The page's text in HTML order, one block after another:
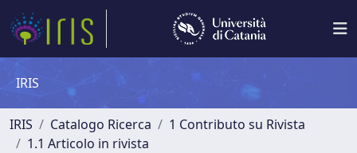
IRIS
IRIS Catalogo Ricerca
1 Contributo su Rivista
1.1 Articolo in rivista